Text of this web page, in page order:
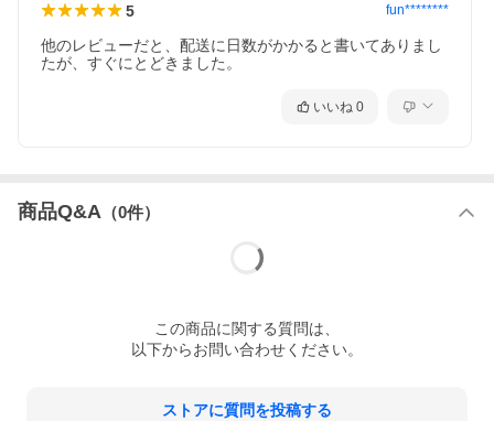
5 fun********
他のレビューだと、配送に日数がかかると書いてありまし
たが、すぐにとどきました。
いいね 0
商品Q&A （0件）
この商品に関する質問は、
以下からお問い合わせください。
ストアに質問を投稿する